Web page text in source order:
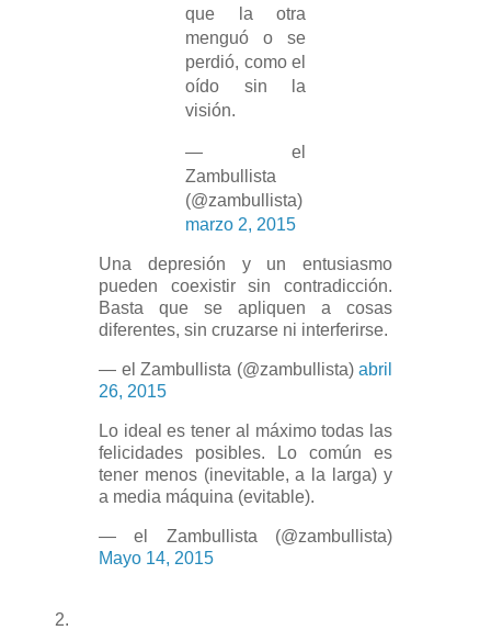
que la otra
menguó o se
perdió, como el
oído sin la
visión.
— el
Zambullista
(@zambullista)
marzo 2, 2015
Una depresión y un entusiasmo
pueden coexistir sin contradicción.
Basta que se apliquen a cosas
diferentes, sin cruzarse ni interferirse.
— el Zambullista (@zambullista) abril
26, 2015
Lo ideal es tener al máximo todas las
felicidades posibles. Lo común es
tener menos (inevitable, a la larga) y
a media máquina (evitable).
— el Zambullista (@zambullista)
Mayo 14, 2015
2.